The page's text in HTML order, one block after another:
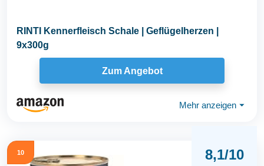
RINTI Kennerfleisch Schale | Geflügelherzen |
9x300g
Zum Angebot
Mehr anzeigen ⏷
10 8,1/10